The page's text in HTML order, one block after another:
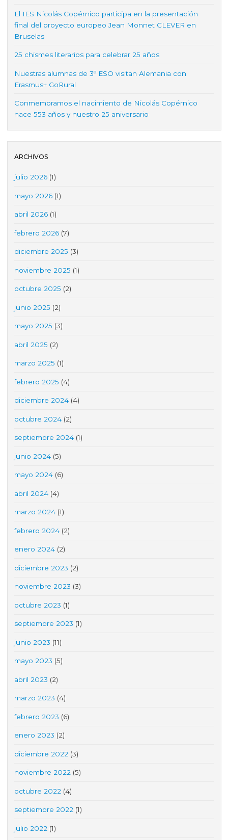
El IES Nicolás Copérnico participa en la presentación
final del proyecto europeo Jean Monnet CLEVER en
Bruselas
25 chismes literarios para celebrar 25 años
Nuestras alumnas de 3º ESO visitan Alemania con
Erasmus+ GoRural
Conmemoramos el nacimiento de Nicolás Copérnico
hace 553 años y nuestro 25 aniversario
ARCHIVOS
julio 2026 (1)
mayo 2026 (1)
abril 2026 (1)
febrero 2026 (7)
diciembre 2025 (3)
noviembre 2025 (1)
octubre 2025 (2)
junio 2025 (2)
mayo 2025 (3)
abril 2025 (2)
marzo 2025 (1)
febrero 2025 (4)
diciembre 2024 (4)
octubre 2024 (2)
septiembre 2024 (1)
junio 2024 (5)
mayo 2024 (6)
abril 2024 (4)
marzo 2024 (1)
febrero 2024 (2)
enero 2024 (2)
diciembre 2023 (2)
noviembre 2023 (3)
octubre 2023 (1)
septiembre 2023 (1)
junio 2023 (11)
mayo 2023 (5)
abril 2023 (2)
marzo 2023 (4)
febrero 2023 (6)
enero 2023 (2)
diciembre 2022 (3)
noviembre 2022 (5)
octubre 2022 (4)
septiembre 2022 (1)
julio 2022 (1)